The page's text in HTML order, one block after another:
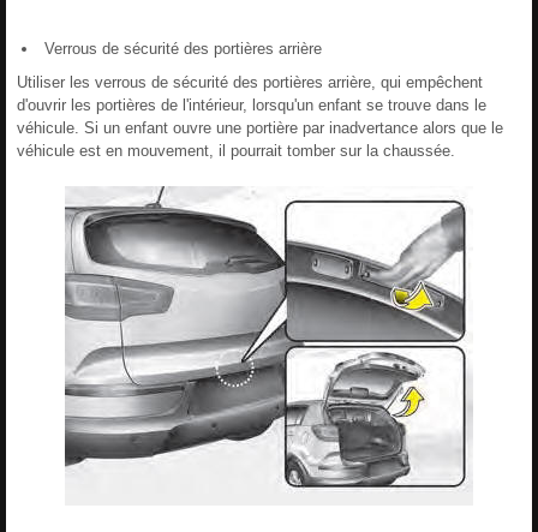
Verrous de sécurité des portières arrière
Utiliser les verrous de sécurité des portières arrière, qui empêchent
d'ouvrir les portières de l'intérieur, lorsqu'un enfant se trouve dans le
véhicule. Si un enfant ouvre une portière par inadvertance alors que le
véhicule est en mouvement, il pourrait tomber sur la chaussée.